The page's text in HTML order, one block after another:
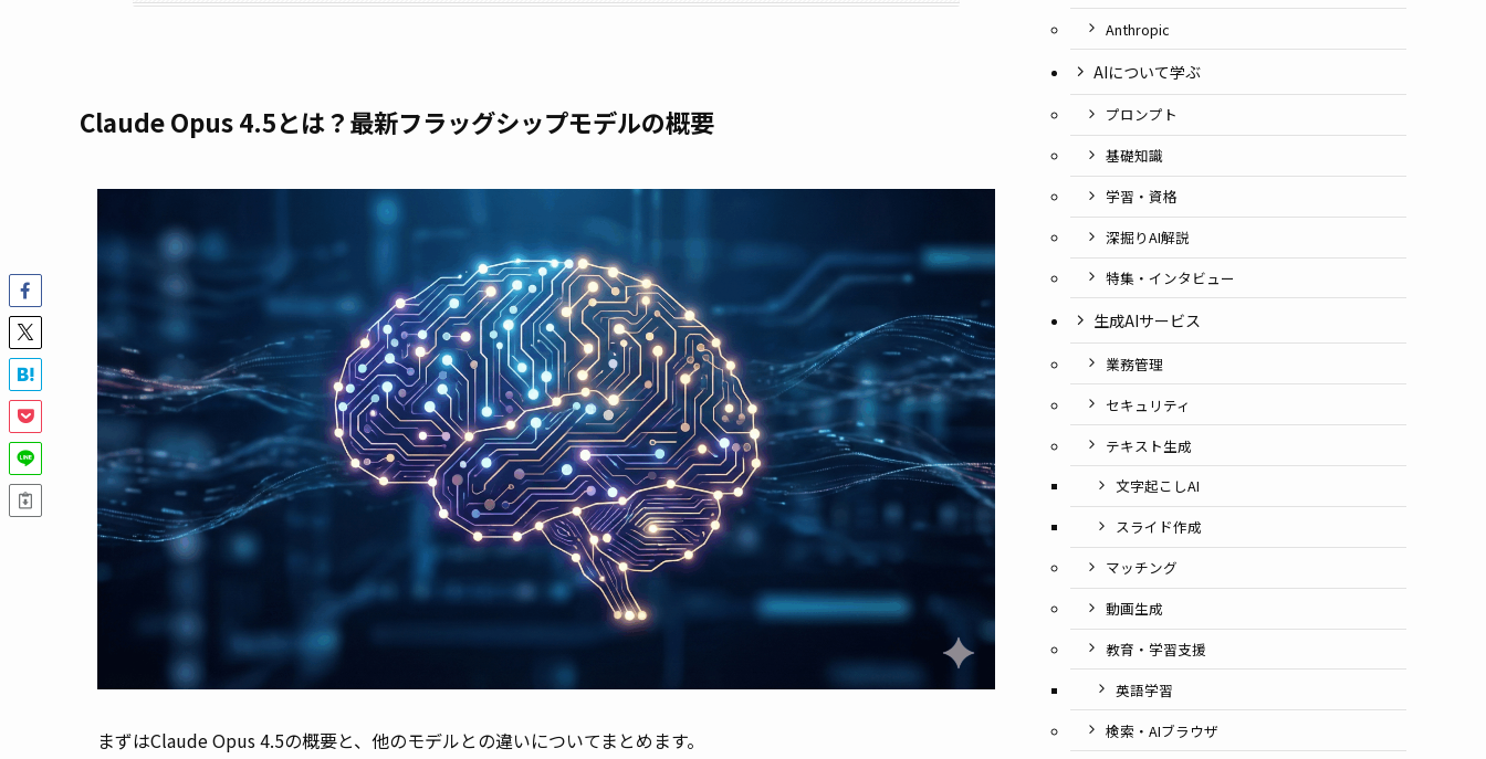
Claude Opus 4.5とは？最新フラッグシップモデルの概要
まずはClaude Opus 4.5の概要と、他のモデルとの違いについてまとめます。
Anthropic
AIについて学ぶ
プロンプト
基礎知識
学習・資格
深掘りAI解説
特集・インタビュー
生成AIサービス
業務管理
セキュリティ
テキスト生成
文字起こしAI
スライド作成
マッチング
動画生成
教育・学習支援
英語学習
検索・AIブラウザ